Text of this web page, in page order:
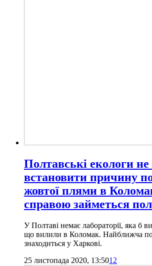
Полтавські екологи
встановити причину
жовтої плями в
справою займеться
У Полтаві немає лабораторії, яка б
що вилили в Коломак. Найближча
знаходиться у Харкові.
25 листопада 2020, 13:5012